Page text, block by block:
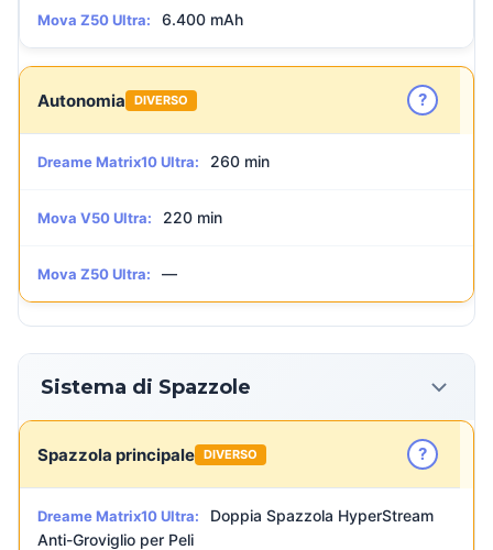
Mova Z50 Ultra: 6.400 mAh
Autonomia DIVERSO ?
Dreame Matrix10 Ultra: 260 min
Mova V50 Ultra: 220 min
Mova Z50 Ultra: —
Sistema di Spazzole
Spazzola principale DIVERSO ?
Dreame Matrix10 Ultra:
Doppia Spazzola HyperStream
Anti-Groviglio per Peli